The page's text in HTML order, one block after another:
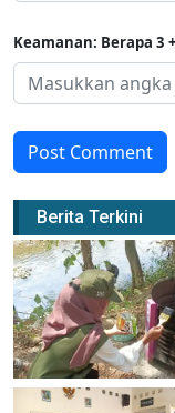
Keamanan: Berapa 3
Post Comment
Berita Terkini